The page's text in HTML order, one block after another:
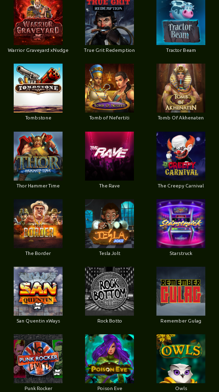
Warrior Graveyard xNudge True Grit Redemption Tractor Beam
Tombstone Tomb of Nefertiti Tomb Of Akhenaten
Thor Hammer Time The Rave The Creepy Carnival
The Border Tesla Jolt Starstruck
San Quentin xWays Rock Botto Remember Gulag
Punk Rocker Poison Eve Owls